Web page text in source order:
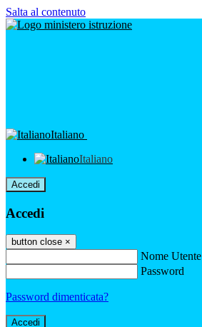
Salta al contenuto
Italiano
Italiano
Accedi
Accedi
button close ×
Nome Utente
Password
Password dimenticata?